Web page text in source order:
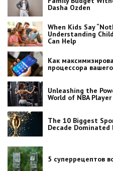
Dasha Ozden
When Kids Say
Understanding
Can Help
Как
процессора
Unleashing the
World of NBA
The 10 Biggest
Decade Dominated
5 суперрецептов